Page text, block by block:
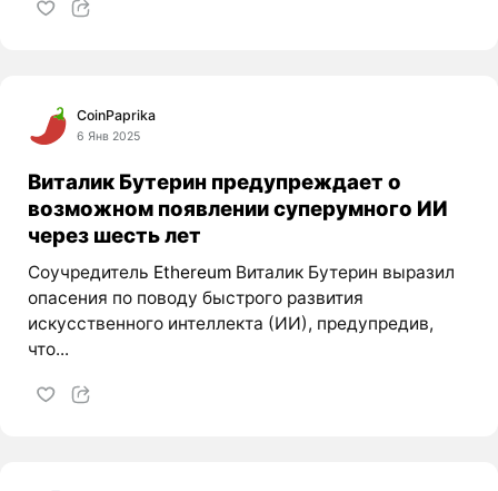
CoinPaprika
6 Янв 2025
Виталик Бутерин предупреждает о
возможном появлении суперумного ИИ
через шесть лет
Соучредитель EthereumВиталик Бутерин выразил
опасения по поводу быстрого развития
искусственного интеллекта (ИИ), предупредив,
что...